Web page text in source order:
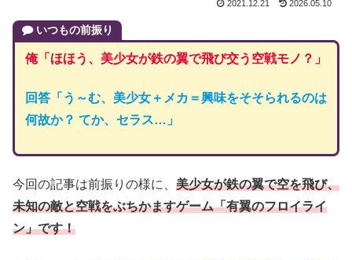
2021.12.21 2026.05.10
いつもの前振り
俺「ほほう、美少女が鉄の翼で飛び交う空戦モノ？」
回答「う～む、美少女＋メカ＝興味をそそられるのは
何故か？ てか、セラス…」
今回の記事は前振りの様に、 美少女が鉄の翼で空を飛び、
未知の敵と空戦をぶちかますゲーム「有翼のフロイライ
ン」です！